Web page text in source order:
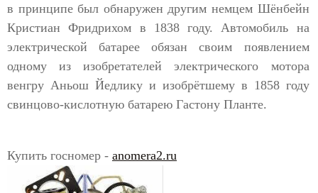
в принципе был обнаружен другим немцем Шёнбейн
Кристиан Фридрихом в 1838 году. Автомобиль на
электрической батарее обязан своим появлением
одному из изобретателей электрического мотора
венгру Аньош Йедлику и изобрётшему в 1858 году
свинцово-кислотную батарею Гастону Планте.
Купить госномер - anomera2.ru